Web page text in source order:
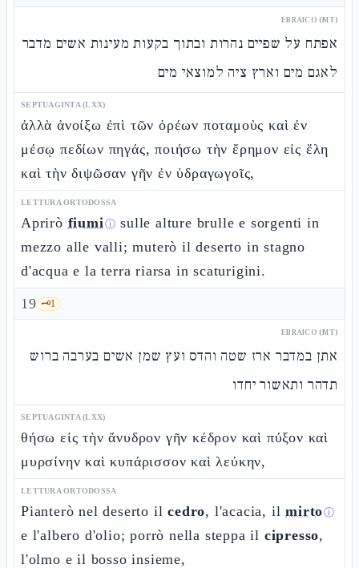
EBRAICO (MT)
אפתח על שפיים נהרות ובתוך בקעות מעינות אשים מדבר
לאגם מים וארץ ציה למוצאי מים
SEPTUAGINTA (LXX)
ἀλλὰ ἀνοίξω ἐπὶ τῶν ὀρέων ποταμοὺς καὶ ἐν
μέσῳ πεδίων πηγάς, ποιήσω τὴν ἔρημον εἰς ἕλη
καὶ τὴν διψῶσαν γῆν ἐν ὑδραγωγοῖς,
LETTURA ORTODOSSA
Aprirò fiumiⓘ sulle alture brulle e sorgenti in
mezzo alle valli; muterò il deserto in stagno
d'acqua e la terra riarsa in scaturigini.
19 🗝️1
EBRAICO (MT)
אתן במדבר ארז שטה והדס ועץ שמן אשים בערבה ברוש
תדהר ותאשור יחדו
SEPTUAGINTA (LXX)
θήσω εἰς τὴν ἄνυδρον γῆν κέδρον καὶ πύξον καὶ
μυρσίνην καὶ κυπάρισσον καὶ λεύκην,
LETTURA ORTODOSSA
Pianterò nel deserto ilcedro, l'acacia, ilmirtoⓘ
e l'albero d'olio; porrò nella steppa il cipresso,
l'olmo e il bosso insieme,